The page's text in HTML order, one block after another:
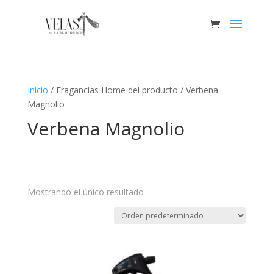
Inicio / Fragancias Home del producto / Verbena
Magnolio
Verbena Magnolio
Mostrando el único resultado